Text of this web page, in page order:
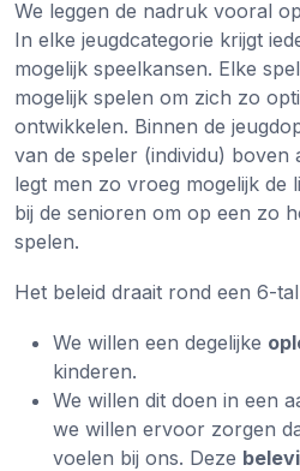
We leggen de nadruk vooral
In elke jeugdcategorie krijgt
mogelijk speelkansen. Elke
mogelijk spelen om zich zo
ontwikkelen. Binnen de
van de speler (individu) boven
legt men zo vroeg mogelijk de
bij de senioren om op een zo
spelen.
Het beleid draait rond een 6-
We willen een degelijke
kinderen.
We willen dit doen in een
we willen ervoor zorgen
voelen bij ons. Deze